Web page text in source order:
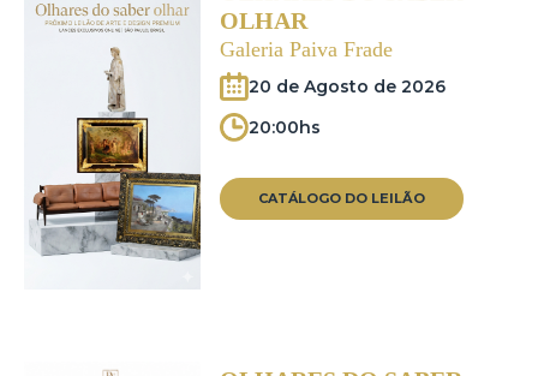
OLHAR
Galeria Paiva Frade
20 de Agosto de 2026
20:00hs
CATÁLOGO DO LEILÃO